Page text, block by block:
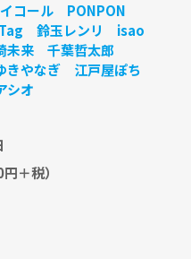
イコール
PONPON
鈴玉レンリ
isao
未来
千葉哲太郎
きやなぎ
江戸屋ぽち
シオ
＋税）